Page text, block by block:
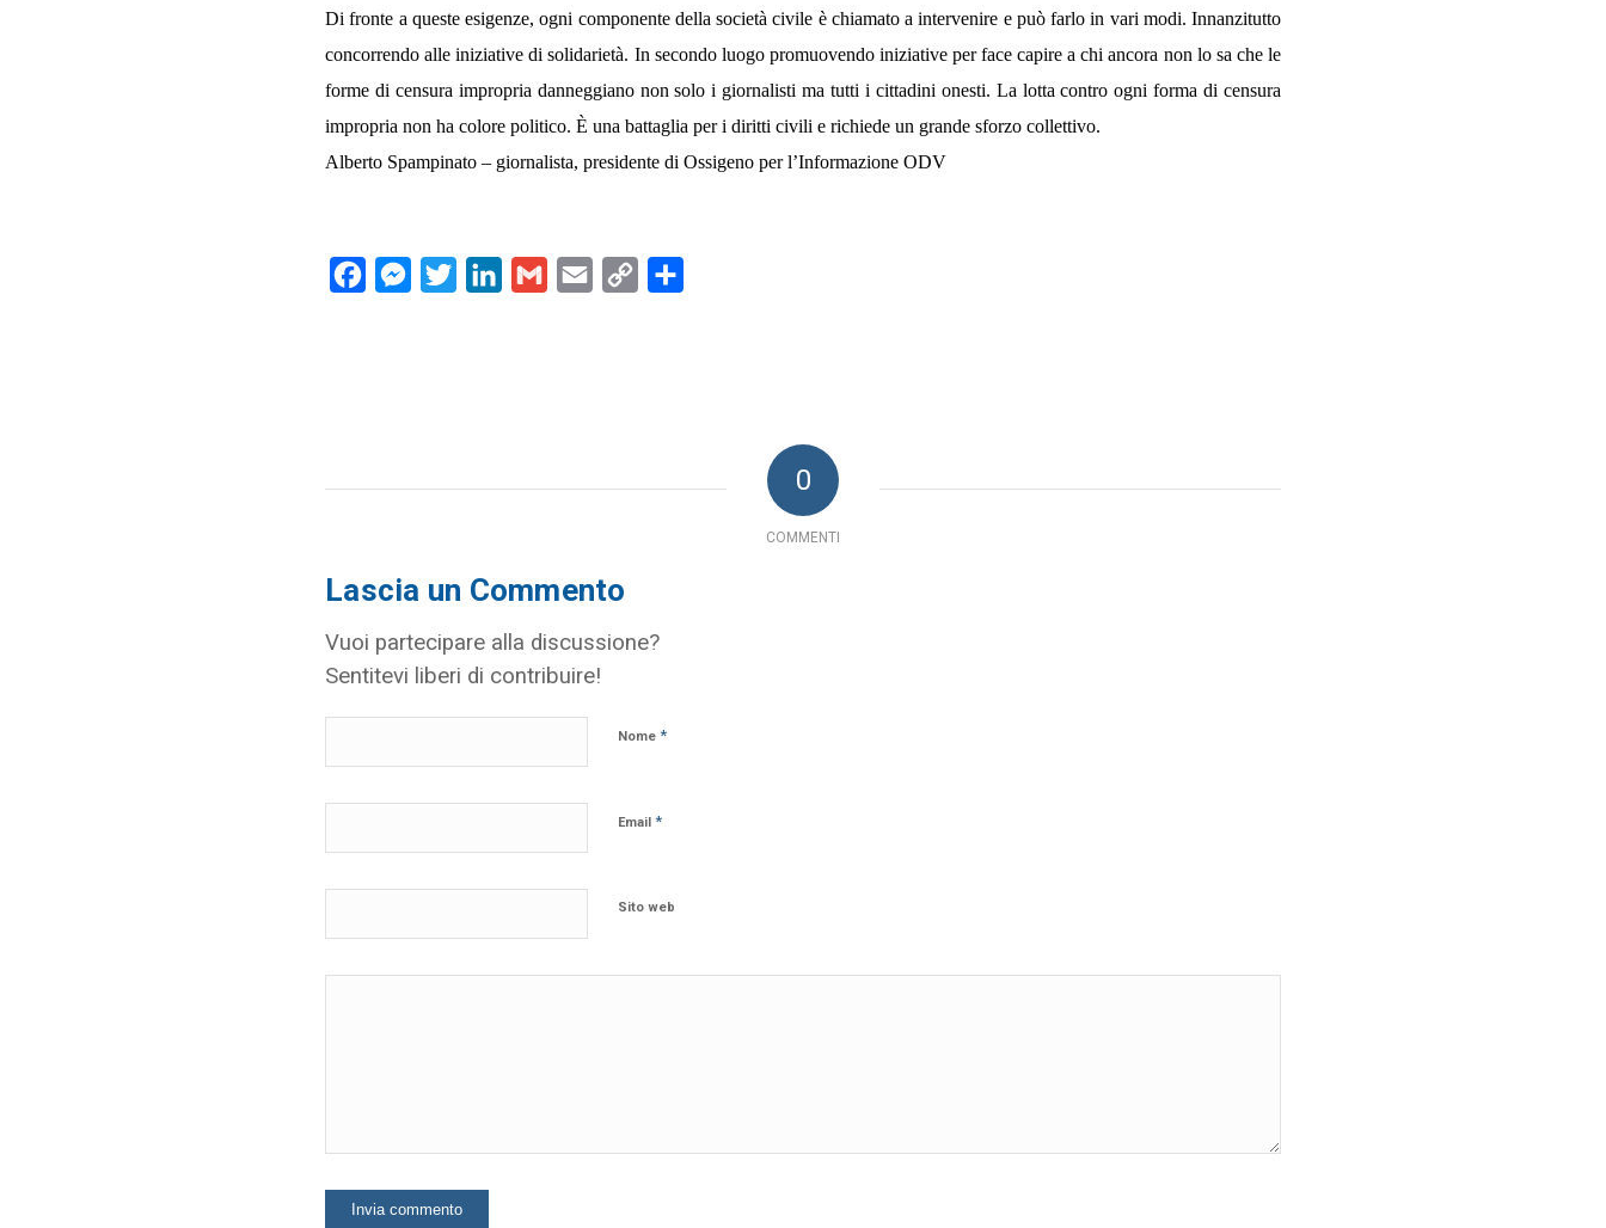
Di fronte a queste esigenze, ogni componente della società civile è chiamato a intervenire e può farlo in vari modi. Innanzitutto
concorrendo alle iniziative di solidarietà. In secondo luogo promuovendo iniziative per face capire a chi ancora non lo sa che le
forme di censura impropria danneggiano non solo i giornalisti ma tutti i cittadini onesti. La lotta contro ogni forma di censura
impropria non ha colore politico. È una battaglia per i diritti civili e richiede un grande sforzo collettivo.
Alberto Spampinato – giornalista, presidente di Ossigeno per l’Informazione ODV
FacebookMessenger
Twitter LinkedInGmail Email
Copy
0
COMMENTI
Lascia un Commento
Vuoi partecipare alla discussione?
Sentitevi liberi di contribuire!
Nome *
Email *
Sito web